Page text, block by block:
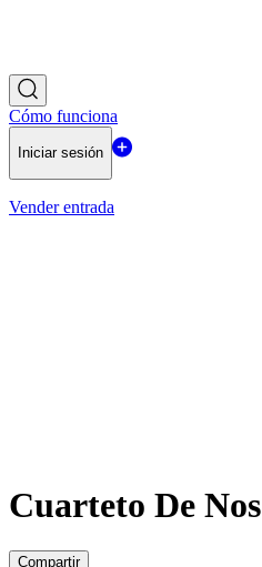
Cómo funciona
Iniciar sesión
Vender entrada
Cuarteto De Nos
Compartir